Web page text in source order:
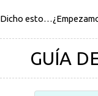
Dicho
GUÍA